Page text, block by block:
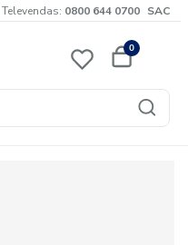
Televendas: 0800 644 0700 SAC
0